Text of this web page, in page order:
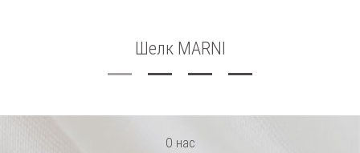
Шелк MARNI
О нас